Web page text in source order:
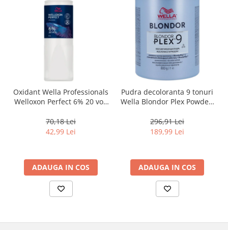
Oxidant Wella Professionals
Welloxon Perfect 6% 20 vol,
70,18 Lei
42,99 Lei
ADAUGA IN COS
Pudra decoloranta 9 tonuri
Wella Blondor Plex Powder,
296,91 Lei
189,99 Lei
ADAUGA IN COS